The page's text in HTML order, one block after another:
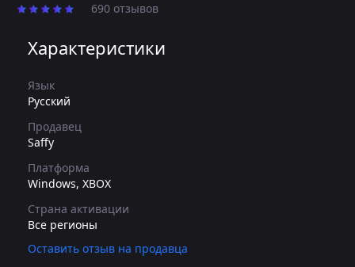
690 отзывов
Характеристики
Язык
Русский
Продавец
Saffy
Платформа
Windows, XBOX
Страна активации
Все регионы
Оставить отзыв на продавца